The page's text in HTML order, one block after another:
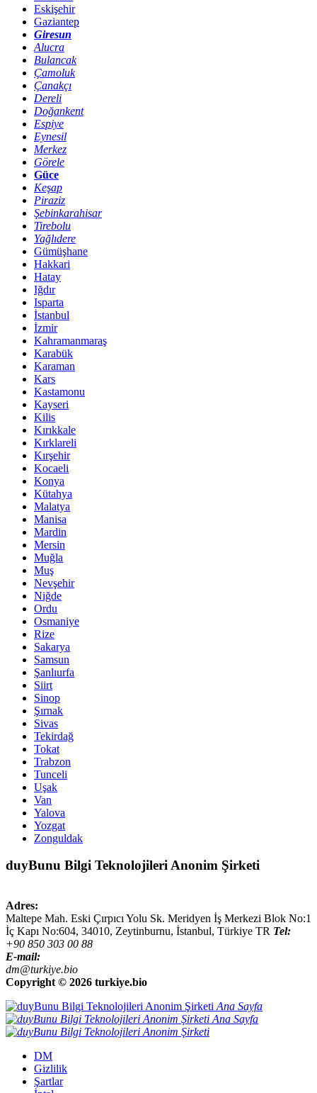
Eskişehir
Gaziantep
Giresun
Alucra
Bulancak
Çamoluk
Çanakçı
Dereli
Doğankent
Espiye
Eynesil
Merkez
Görele
Güce
Keşap
Piraziz
Şebinkarahisar
Tirebolu
Yağlıdere
Gümüşhane
Hakkari
Hatay
Iğdır
Isparta
İstanbul
İzmir
Kahramanmaraş
Karabük
Karaman
Kars
Kastamonu
Kayseri
Kilis
Kırıkkale
Kırklareli
Kırşehir
Kocaeli
Konya
Kütahya
Malatya
Manisa
Mardin
Mersin
Muğla
Muş
Nevşehir
Niğde
Ordu
Osmaniye
Rize
Sakarya
Samsun
Şanlıurfa
Siirt
Sinop
Şırnak
Sivas
Tekirdağ
Tokat
Trabzon
Tunceli
Uşak
Van
Yalova
Yozgat
Zonguldak
duyBunu Bilgi Teknolojileri Anonim Şirketi
Adres:
Maltepe Mah. Eski Çırpıcı Yolu Sk. Meridyen İş Merkezi Blok No:1
İç Kapı No:604, 34010, Zeytinburnu, İstanbul, Türkiye TR Tel:
+90 850 303 00 88
E-mail:
dm@turkiye.bio
Copyright © 2026 turkiye.bio
Ana Sayfa
Ana Sayfa
DM
Gizlilik
Şartlar